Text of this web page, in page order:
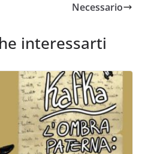
Necessario
interessarti